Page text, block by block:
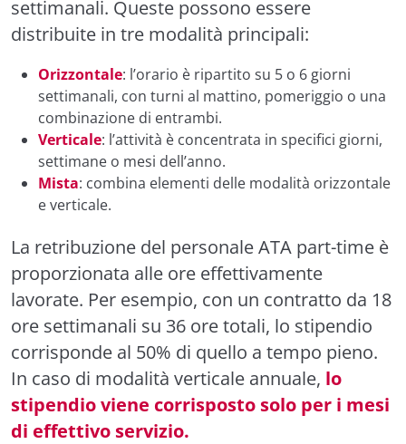
settimanali. Queste possono essere
distribuite in tre modalità principali:
Orizzontale: l’orario è ripartito su 5 o 6 giorni
settimanali, con turni al mattino, pomeriggio o una
combinazione di entrambi.
Verticale: l’attività è concentrata in specifici giorni,
settimane o mesi dell’anno.
Mista: combina elementi delle modalità orizzontale
e verticale.
La retribuzione del personale ATA part-time è
proporzionata alle ore effettivamente
lavorate. Per esempio, con un contratto da 18
ore settimanali su 36 ore totali, lo stipendio
corrisponde al 50% di quello a tempo pieno.
In caso di modalità verticale annuale, lo
stipendio viene corrisposto solo per i mesi
di effettivo servizio.